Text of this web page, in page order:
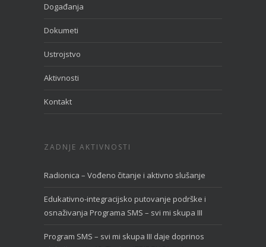
Događanja
Dokumeti
Ustrojstvo
Aktivnosti
Kontakt
ZADNJE AKTIVNOSTI
Radionica – Vođeno čitanje i aktivno slušanje
Edukativno-integracijsko putovanje podrške i
osnaživanja Programa SMS – svi mi skupa III
Program SMS – svi mi skupa III daje doprinos